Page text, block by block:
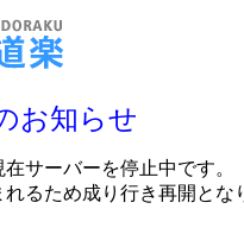
お知らせ
サーバーを停止中です。
るため成り行き再開とな